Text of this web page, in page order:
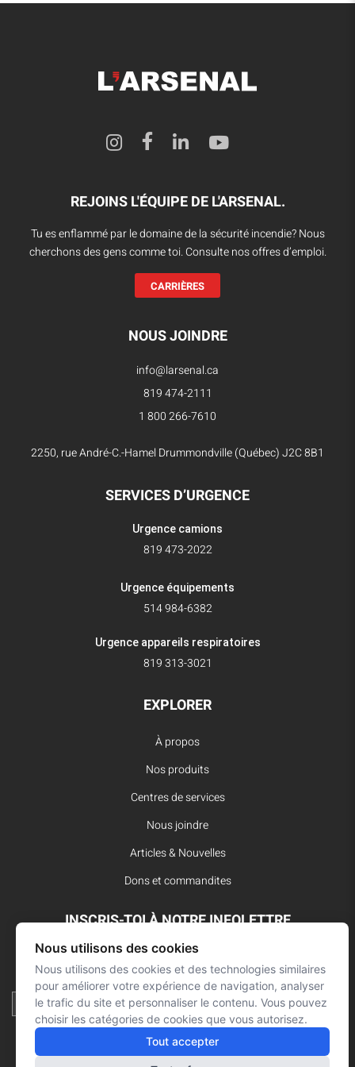
REJOINS L'ÉQUIPE DE L'ARSENAL.
Tu es enflammé par le domaine de la sécurité incendie? Nous
cherchons des gens comme toi. Consulte nos offres d’emploi.
CARRIÈRES
NOUS JOINDRE
info@larsenal.ca
819 474-2111
1 800 266-7610
2250, rue André-C.-Hamel Drummondville (Québec) J2C 8B1
SERVICES D’URGENCE
Urgence camions
819 473-2022
Urgence équipements
514 984-6382
Urgence appareils respiratoires
819 313-3021
EXPLORER
À propos
Nos produits
Centres de services
Nous joindre
Articles & Nouvelles
Dons et commandites
INSCRIS-TOI À NOTRE INFOLETTRE
Reste à l’affût des dernières innovations pour vos interventions
d’urgence et ne manque aucune nouvelle de L’Arsenal.
Nous utilisons des cookies
Nous utilisons des cookies et des technologies similaires
pour améliorer votre expérience de navigation, analyser
le trafic du site et personnaliser le contenu. Vous pouvez
choisir les catégories de cookies que vous autorisez.
Tout accepter